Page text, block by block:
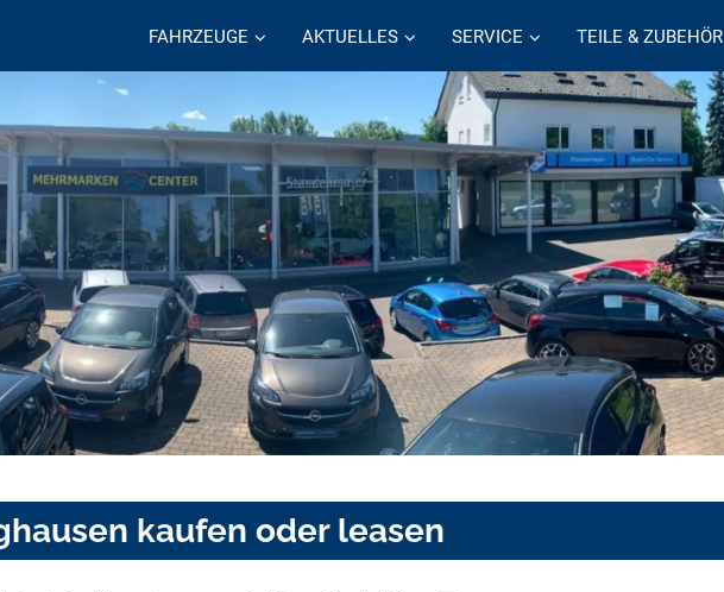
FAHRZEUGE AKTUELLES SERVICE TEILE & ZUBEHÖR
kaufen oder leasen